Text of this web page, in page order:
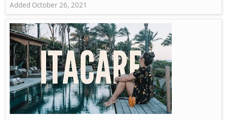
Added October 26, 2021